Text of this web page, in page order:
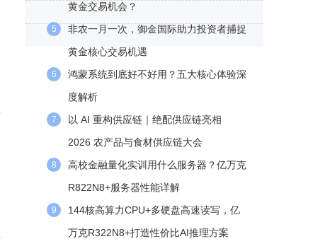
黄金交易机会？
5
非农一月一次，御金国际助力投资者捕捉
黄金核心交易机遇
6
鸿蒙系统到底好不好用？五大核心体验深
度解析
7
以 AI 重构供应链｜绝配供应链亮相
2026 农产品与食材供应链大会
8
高校金融量化实训用什么服务器？亿万克
R822N8+服务器性能详解
9
144核高算力CPU+多硬盘高速读写，亿
万克R322N8+打造性价比AI推理方案